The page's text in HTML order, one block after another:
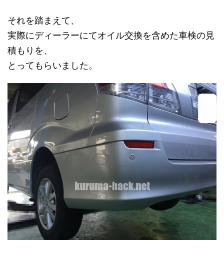
それを踏まえて、
実際にディーラーにてオイル交換を含めた車検の見
積もりを、
とってもらいました。